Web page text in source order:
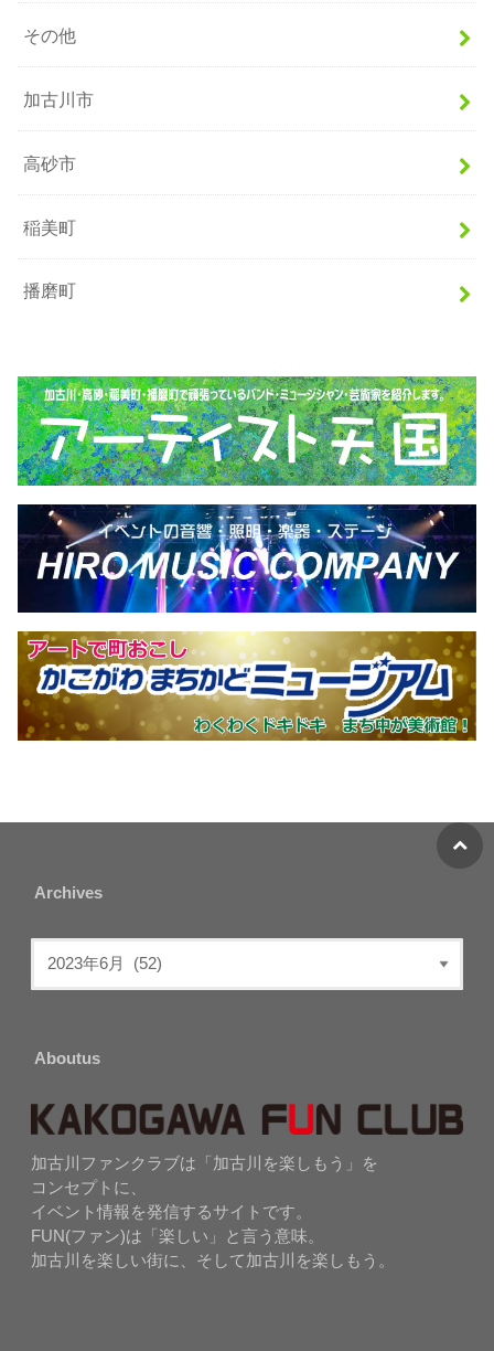
その他
加古川市
高砂市
稲美町
播磨町
Archives
Aboutus
加古川ファンクラブは「加古川を楽しもう」を
コンセプトに、
イベント情報を発信するサイトです。
FUN(ファン)は「楽しい」と言う意味。
加古川を楽しい街に、そして加古川を楽しもう。